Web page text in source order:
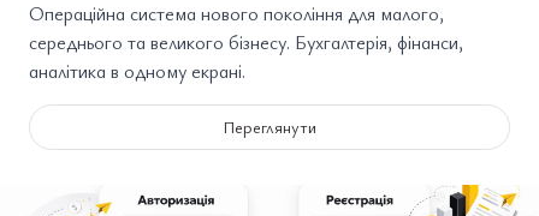
Операційна система нового покоління для малого,
середнього та великого бізнесу. Бухгалтерія, фінанси,
аналітика в одному екрані.
Переглянути